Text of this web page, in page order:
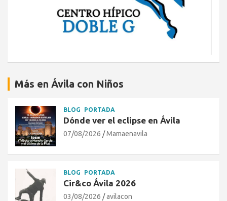
Más en Ávila con Niños
BLOG PORTADA
Dónde ver el eclipse en Ávila
07/08/2026 Mamaenavila
BLOG PORTADA
Cir&co Ávila 2026
03/08/2026 avilacon